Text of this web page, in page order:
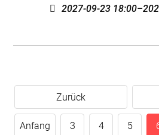
2027-09-23
Zurück
Anfang 3 4 5